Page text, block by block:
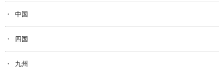
中国
四国
九州